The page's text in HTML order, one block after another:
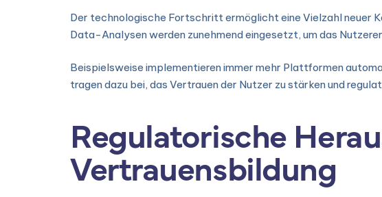
Der technologische Fortschritt ermöglicht eine Vielzahl neuer
Data-Analysen werden zunehmend eingesetzt, um das
Beispielsweise implementieren immer mehr Plattformen
tragen dazu bei, das Vertrauen der Nutzer zu stärken und
Regulatorische
Vertrauensbildung